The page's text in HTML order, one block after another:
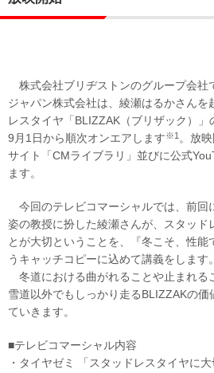
株式会社ブリヂストンのグループ会社
ジャパン株式会社は、綾瀬はるかさんを
レスタイヤ「BLIZZAK（ブリザック）
9月1日から順次オンエアします※1 。放
サイト「CMライブラリ」並びに公式
ます。
今回のテレビコマーシャルでは、前回
姿の教授に扮した綾瀬さんが、スタッド
とが大切ということを、『冬こそ、性能
うキャッチコピーに込めて講義をします。
冬道における曲がれることや止まれる
雪道以外でもしっかり走るBLIZZAKの価
ていきます。
■テレビコマーシャル内容
・タイヤゼミ 「スタッドレスタイヤに